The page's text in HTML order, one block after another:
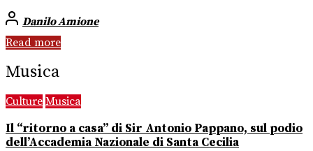
Danilo Amione
Read more
Musica
Culture Musica
Il “ritorno a casa” di Sir Antonio Pappano, sul podio
dell’Accademia Nazionale di Santa Cecilia